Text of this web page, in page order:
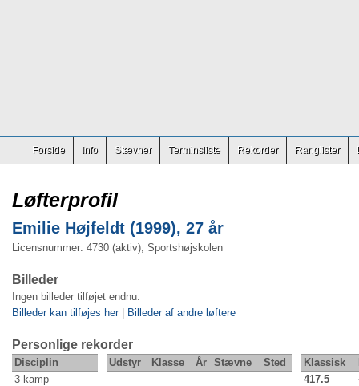
Forside Info Stævner Terminsliste Rekorder Ranglister
Løfterprofil
Emilie Højfeldt (1999), 27 år
Licensnummer: 4730 (aktiv), Sportshøjskolen
Billeder
Ingen billeder tilføjet endnu.
Billeder kan tilføjes her| Billeder af andre løftere
Personlige rekorder
Disciplin Udstyr Klasse År Stævne Sted Klassisk
3-kamp
417.5